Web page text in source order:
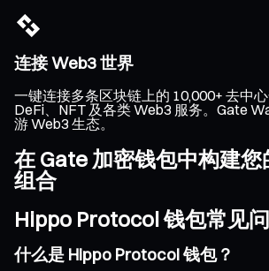
连接 Web3 世界
一键连接多条区块链上的 10,000+ 去中
DeFi、NFT 及各类 Web3 服务。Gate
游 Web3 生态。
在 Gate 加密钱包中构建
组合
Hippo Protocol 钱包常见
什么是 Hippo Protocol 钱包？